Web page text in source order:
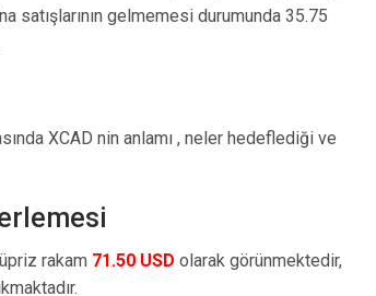
satışlarının gelmemesi durumunda 35.75
XCAD nin anlamı , neler hedeflediği ve
rakam 71.50 USD olarak görünmektedir,